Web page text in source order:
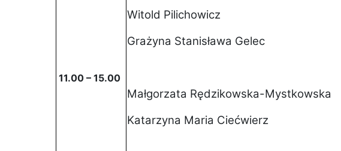
11.00 – 15.00
Witold Pilichowicz
Grażyna Stanisława Gelec
Małgorzata Rędzikowska-Mystkowska
Katarzyna Maria Ciećwierz